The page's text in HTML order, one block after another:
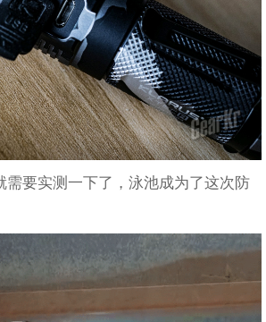
需要实测一下了，泳池成为了这次防